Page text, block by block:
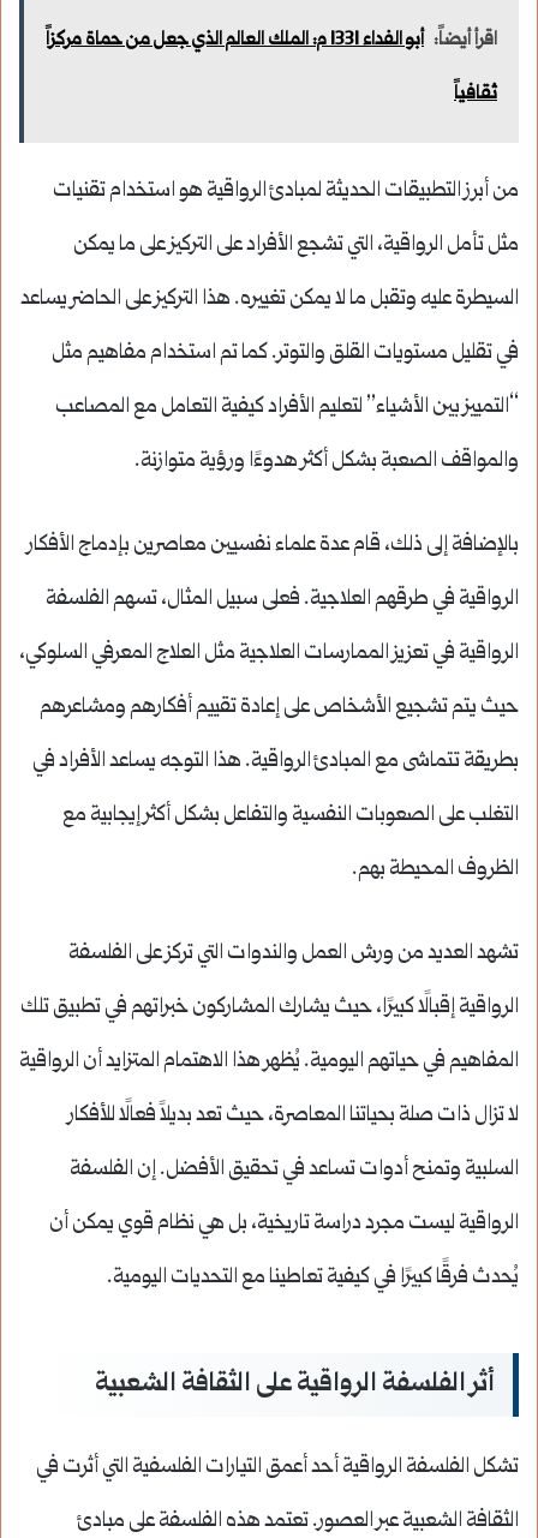
اقرأ أيضاً:
أبو الفداء 1331 م: الملك العالم الذي جعل من حماة مركزاً
ثقافياً
من أبرز التطبيقات الحديثة لمبادئ الرواقية هو استخدام تقنيات
مثل تأمل الرواقية، التي تشجع الأفراد على التركيز على ما يمكن
السيطرة عليه وتقبل ما لا يمكن تغييره. هذا التركيز على الحاضر يساعد
في تقليل مستويات القلق والتوتر. كما تم استخدام مفاهيم مثل
“التمييز بين الأشياء” لتعليم الأفراد كيفية التعامل مع المصاعب
والمواقف الصعبة بشكل أكثر هدوءًا ورؤية متوازنة.
بالإضافة إلى ذلك، قام عدة علماء نفسيين معاصرين بإدماج الأفكار
الرواقية في طرقهم العلاجية. فعلى سبيل المثال، تسهم الفلسفة
الرواقية في تعزيز الممارسات العلاجية مثل العلاج المعرفي السلوكي،
حيث يتم تشجيع الأشخاص على إعادة تقييم أفكارهم ومشاعرهم
بطريقة تتماشى مع المبادئ الرواقية. هذا التوجه يساعد الأفراد في
التغلب على الصعوبات النفسية والتفاعل بشكل أكثر إيجابية مع
الظروف المحيطة بهم.
تشهد العديد من ورش العمل والندوات التي تركز على الفلسفة
الرواقية إقبالًا كبيرًا، حيث يشارك المشاركون خبراتهم في تطبيق تلك
المفاهيم في حياتهم اليومية. يُظهر هذا الاهتمام المتزايد أن الرواقية
لا تزال ذات صلة بحياتنا المعاصرة، حيث تعد بديلاً فعالًا للأفكار
السلبية وتمنح أدوات تساعد في تحقيق الأفضل. إن الفلسفة
الرواقية ليست مجرد دراسة تاريخية، بل هي نظام قوي يمكن أن
يُحدث فرقًا كبيرًا في كيفية تعاطينا مع التحديات اليومية.
أثر الفلسفة الرواقية على الثقافة الشعبية
تشكل الفلسفة الرواقية أحد أعمق التيارات الفلسفية التي أثرت في
الثقافة الشعبية عبر العصور. تعتمد هذه الفلسفة على مبادئ